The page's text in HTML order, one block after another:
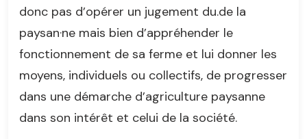
donc pas d’opérer un jugement du.de la
paysan·ne mais bien d’appréhender le
fonctionnement de sa ferme et lui donner les
moyens, individuels ou collectifs, de progresser
dans une démarche d’agriculture paysanne
dans son intérêt et celui de la société.